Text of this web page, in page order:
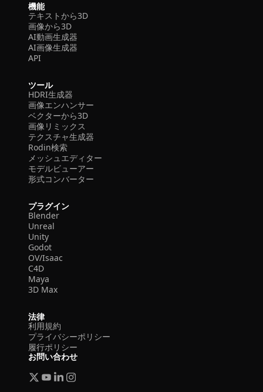
機能
テキストから3D
画像から3D
AI動画生成器
AI画像生成器
API
ツール
HDRI生成器
画像エンハンサー
ベクターから3D
画像リミックス
テクスチャ生成器
Rodin検索
メッシュエディター
モデルビューアー
形式コンバーター
プラグイン
Blender
Unreal
Unity
Godot
OV/Isaac
C4D
Maya
3D Max
法律
利用規約
プライバシーポリシー
履行ポリシー
お問い合わせ